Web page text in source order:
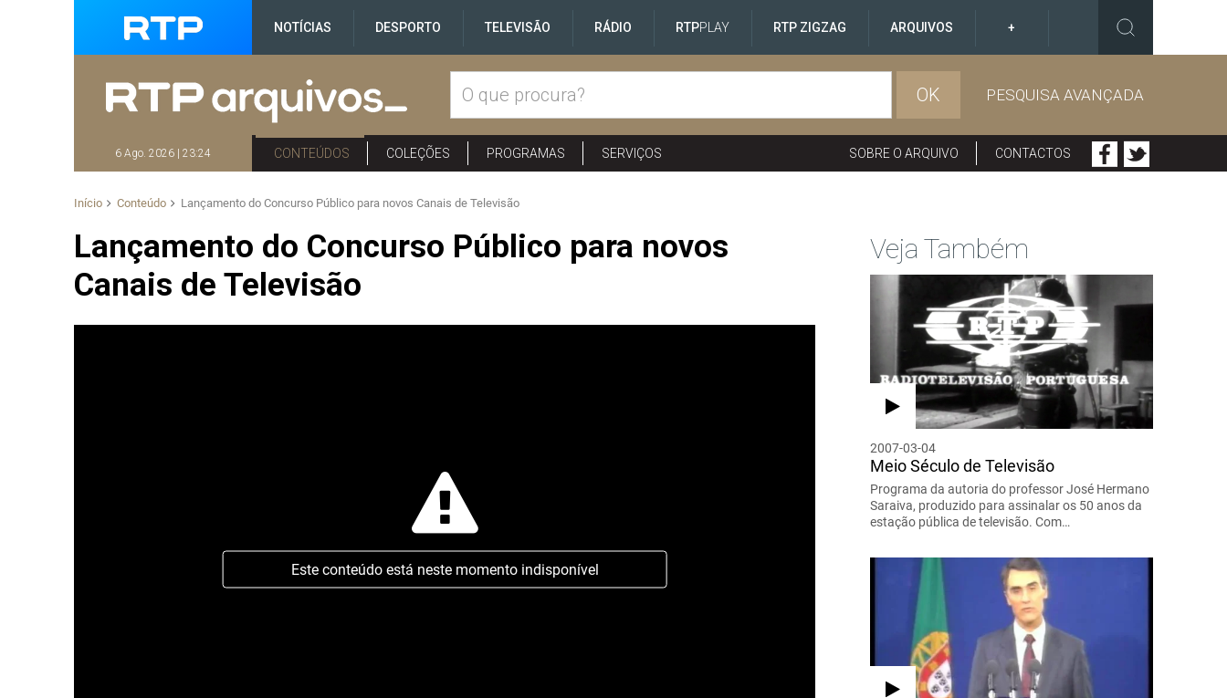
NOTÍCIAS DESPORTO TELEVISÃO RÁDIO RTPPLAY RTP ZIGZAG ARQUIVOS +
OK PESQUISA AVANÇADA
6 Ago. 2026 | 23:24 CONTEÚDOS COLEÇÕES PROGRAMAS SERVIÇOS SOBRE O ARQUIVO CONTACTOS
Início Conteúdo Lançamento do Concurso Público para novos Canais de Televisão
Lançamento do Concurso Público para novos
Canais de Televisão
Este conteúdo está neste momento indisponível
Veja Também
2007-03-04
Meio Século de Televisão
Programa da autoria do professor José Hermano
Saraiva, produzido para assinalar os 50 anos da
estação pública de televisão. Com…